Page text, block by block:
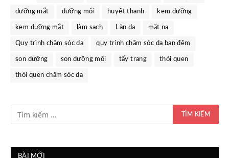
dưỡng mắt dưỡng môi huyết thanh kem dưỡng
kem dưỡng mắt làm sạch Làn da mặt nạ
Quy trình chăm sóc da quy trình chăm sóc da ban đêm
son dưỡng son dưỡng môi tẩy trang thói quen
thói quen chăm sóc da
BÀI MỚI